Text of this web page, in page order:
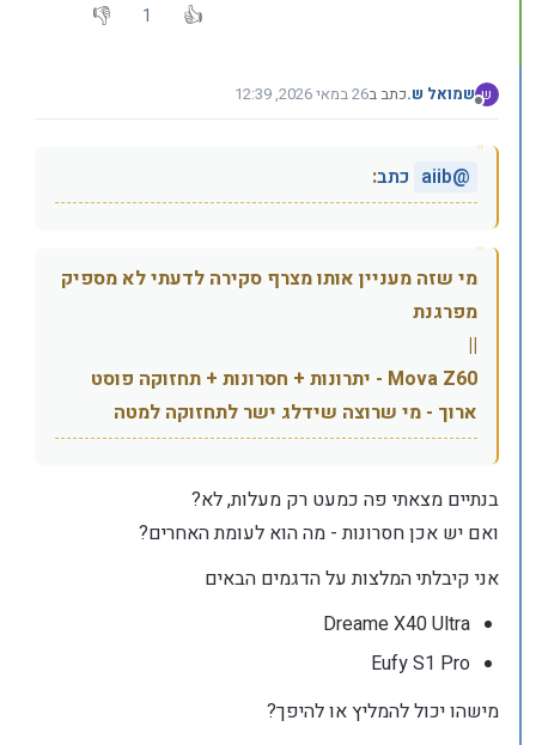
1
ש
מנותק
שמואל ש.כתב ב26 במאי 2026, 12:39
נערך לאחרונה על ידי
@
aiib כתב:
מי שזה מעניין אותו מצרף סקירה לדעתי לא מספיק
מפרגנת
||
Mova Z60 - יתרונות + חסרונות + תחזוקה פוסט
ארוך - מי שרוצה שידלג ישר לתחזוקה למטה
בנתיים מצאתי פה כמעט רק מעלות, לא?
ואם יש אכן חסרונות - מה הוא לעומת האחרים?
אני קיבלתי המלצות על הדגמים הבאים
Dreame X40 Ultra
Eufy S1 Pro
מישהו יכול להמליץ או להיפך?